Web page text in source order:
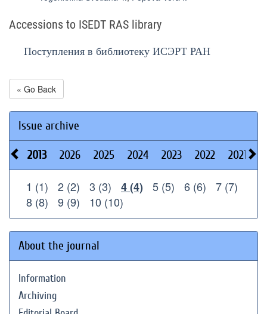
Accessions to ISEDT RAS library
Поступления в библиотеку ИСЭРТ РАН
« Go Back
Issue archive
2013 2026 2025 2024 2023 2022 2021
1 (1) 2 (2) 3 (3) 4 (4) 5 (5) 6 (6)
7 (7)
8 (8)
9 (9) 10 (10)
About the journal
Information
Archiving